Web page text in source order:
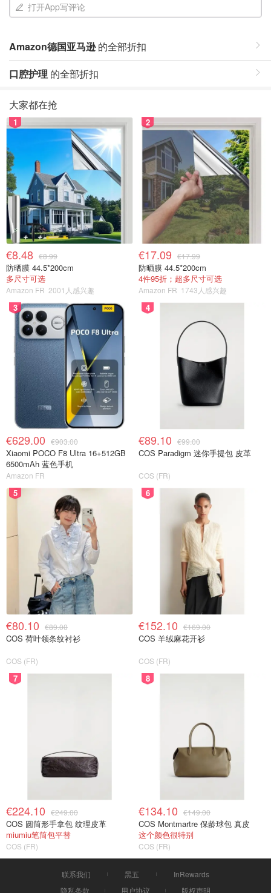
打开App写评论
Amazon德国亚马逊的全部折扣
口腔护理 的全部折扣
大家都在抢
1
€8.48 €8.99
防晒膜 44.5*200cm
多尺寸可选
Amazon FR 2001人感兴趣
2
€17.09 €17.99
防晒膜 44.5*200cm
4件95折；超多尺寸可选
Amazon FR 1743人感兴趣
3
€629.00 €903.00
Xiaomi POCO F8 Ultra 16+512GB
6500mAh 蓝色手机
Amazon FR
4
€89.10 €99.00
COS Paradigm 迷你手提包 皮革
COS (FR)
5
€80.10 €89.00
COS 荷叶领条纹衬衫
COS (FR)
6
€152.10 €169.00
COS 羊绒麻花开衫
COS (FR)
7
€224.10 €249.00
COS 圆筒形手拿包 纹理皮革
miumiu笔筒包平替
COS (FR)
8
€134.10 €149.00
COS Montmartre 保龄球包 真皮
这个颜色很特别
COS (FR)
联系我们 黑五
InRewards
隐私条款
用户协议 版权声明